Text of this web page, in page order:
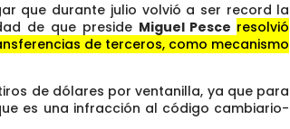
que durante julio volvió a ser record la
de que preside Miguel Pesce resolvió
de terceros, como mecanismo
de dólares por ventanilla, ya que para
es una infracción al código cambiario-